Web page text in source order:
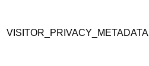
VISITOR_PRIVACY_METADATA